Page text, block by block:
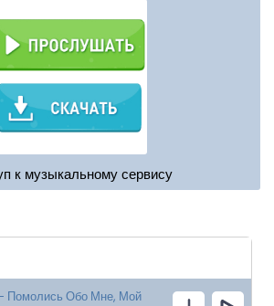
к музыкальному сервису
Помолись Обо Мне, Мой